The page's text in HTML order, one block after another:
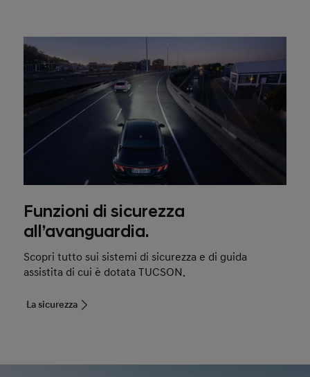
Funzioni di sicurezza
all’avanguardia.
Scopri tutto sui sistemi di sicurezza e di guida
assistita di cui è dotata TUCSON.
La sicurezza